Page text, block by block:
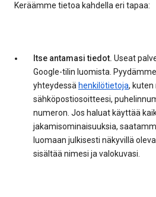
Keräämme tietoa kahdella eri tapaa:
Itse antamasi tiedot. Useat
Google-tilin luomista.
yhteydessä henkilötietoja, kuten
sähköpostiosoitteesi,
numeron. Jos haluat käyttää
jakamisominaisuuksia,
luomaan julkisesti näkyvillä
sisältää nimesi ja valokuvasi.